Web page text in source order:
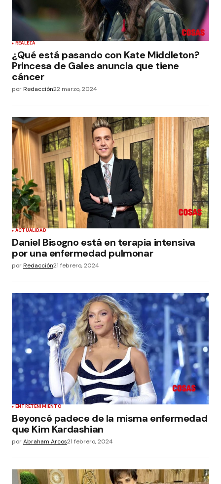
REALEZA
¿Qué está pasando con Kate Middleton?
Princesa de Gales anuncia que tiene
cáncer
porRedacción22 marzo, 2024
ACTUALIDAD
Daniel Bisogno está en terapia intensiva
por una enfermedad pulmonar
porRedacción21 febrero, 2024
ENTRETENIMIENTO
Beyoncé padece de la misma enfermedad
que Kim Kardashian
porAbraham Arcos21 febrero, 2024